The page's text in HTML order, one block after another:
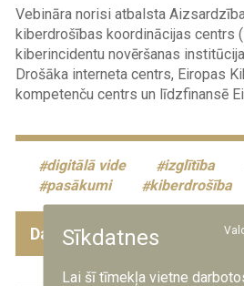
Vebināra norisi atbalsta
kiberdrošības koordinācijas centrs
kiberincidentu novēršanas institūcija
Drošāka interneta centrs, Eiropas
kompetenču centrs un līdzfinansē
digitālā vide izglītība
pasākumi
kiberdrošība
Dalies ar šo ziņu
Sīkdatnes
Lai šī tīmekļa vietne